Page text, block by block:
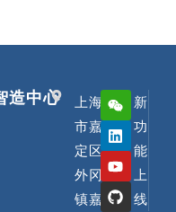
造中心
上海
市嘉
定区
外冈
镇嘉
新
功
能
上
线